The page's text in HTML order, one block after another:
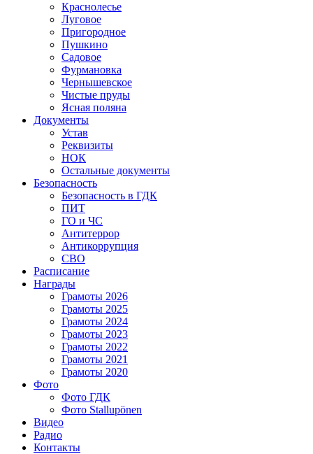
Краснолесье
Луговое
Пригородное
Пушкино
Садовое
Фурмановка
Чернышевское
Чистые пруды
Ясная поляна
Документы
Устав
Реквизиты
НОК
Остальные документы
Безопасность
Безопасность в ГДК
ПИТ
ГО и ЧС
Антитеррор
Антикоррупция
СВО
Расписание
Награды
Грамоты 2026
Грамоты 2025
Грамоты 2024
Грамоты 2023
Грамоты 2022
Грамоты 2021
Грамоты 2020
Фото
Фото ГДК
Фото Stallupönen
Видео
Радио
Контакты